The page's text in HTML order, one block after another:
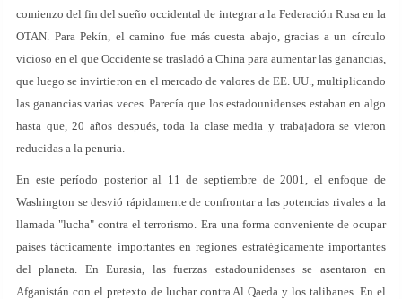
comienzo del fin del sueño occidental de integrar a la Federación Rusa en la
OTAN. Para Pekín, el camino fue más cuesta abajo, gracias a un círculo
vicioso en el que Occidente se trasladó a China para aumentar las ganancias,
que luego se invirtieron en el mercado de valores de EE. UU., multiplicando
las ganancias varias veces. Parecía que los estadounidenses estaban en algo
hasta que, 20 años después, toda la clase media y trabajadora se vieron
reducidas a la penuria.
En este período posterior al 11 de septiembre de 2001, el enfoque de
Washington se desvió rápidamente de confrontar a las potencias rivales a la
llamada "lucha" contra el terrorismo. Era una forma conveniente de ocupar
países tácticamente importantes en regiones estratégicamente importantes
del planeta. En Eurasia, las fuerzas estadounidenses se asentaron en
Afganistán con el pretexto de luchar contra Al Qaeda y los talibanes. En el